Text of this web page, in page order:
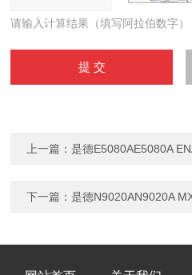
请输入计算结果（填写阿拉伯数字
上一篇：是德E5080AE5080A
下一篇：是德N9020AN9020A